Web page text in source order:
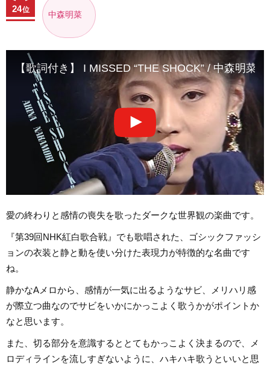
中森明菜
24位
【歌詞付き】 I MISSED “THE SHOCK” / 中森明菜
愛の終わりと感情の喪失を歌ったダークな世界観の楽曲です。
『第39回NHK紅白歌合戦』でも歌唱された、ゴシックファッシ
ョンの衣装と静と動を使い分けた表現力が特徴的な名曲です
ね。
静かなAメロから、感情が一気に出るようなサビ、メリハリ感
が際立つ曲なのでサビをいかにかっこよく歌うかがポイントか
なと思います。
また、切る部分を意識するととてもかっこよく決まるので、メ
ロディラインを流しすぎないように、ハキハキ歌うといいと思